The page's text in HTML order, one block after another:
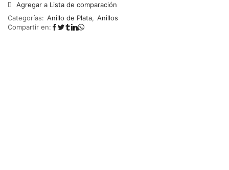
Agregar a Lista de comparación
Categorías: Anillo de Plata, Anillos
Compartir en: